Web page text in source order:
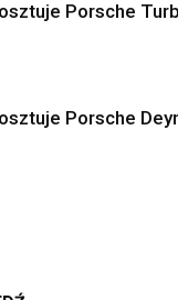
Porsche
Porsche